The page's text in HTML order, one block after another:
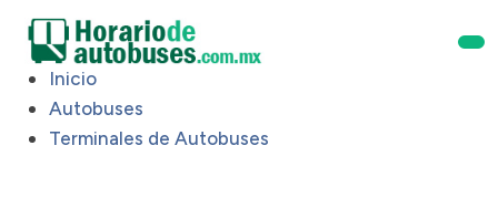
Inicio
Autobuses
Terminales de Autobuses